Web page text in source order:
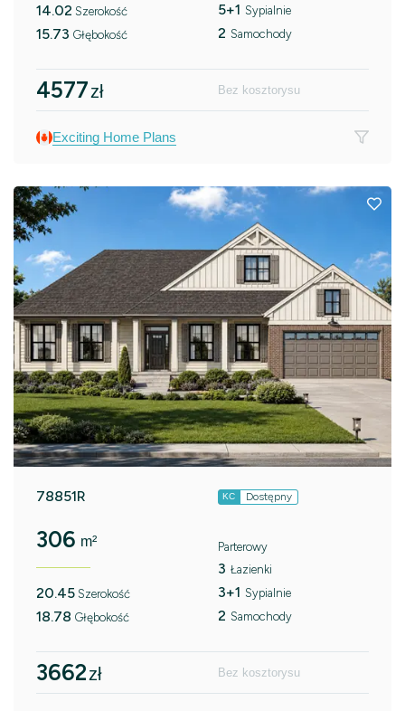
14.02 Szerokość
15.73 Głębokość
5+1 Sypialnie
2 Samochody
4577zł Bez kosztorysu
Exciting Home Plans
78851R KC Dostępny
306 m²
20.45 Szerokość
18.78 Głębokość
Parterowy
3 Łazienki
3+1 Sypialnie
2 Samochody
3662zł Bez kosztorysu